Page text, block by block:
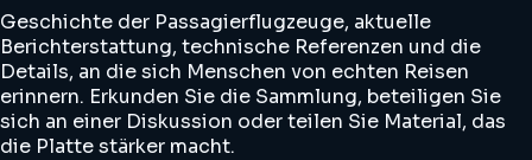
Geschichte der Passagierflugzeuge, aktuelle
Berichterstattung, technische Referenzen und die
Details, an die sich Menschen von echten Reisen
erinnern. Erkunden Sie die Sammlung, beteiligen Sie
sich an einer Diskussion oder teilen Sie Material, das
die Platte stärker macht.